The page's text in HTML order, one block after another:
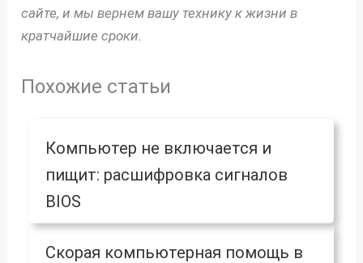
сайте, и мы вернем вашу технику к жизни в
кратчайшие сроки.
Похожие статьи
Компьютер не включается и
пищит: расшифровка сигналов
BIOS
Скорая компьютерная помощь в